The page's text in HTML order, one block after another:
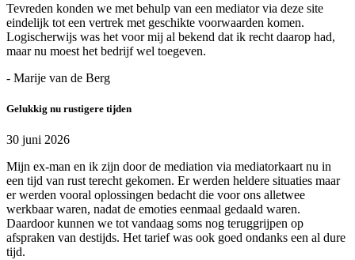
Tevreden konden we met behulp van een mediator via deze site
eindelijk tot een vertrek met geschikte voorwaarden komen.
Logischerwijs was het voor mij al bekend dat ik recht daarop had,
maar nu moest het bedrijf wel toegeven.
- Marije van de Berg
Gelukkig nu rustigere tijden
30 juni 2026
Mijn ex-man en ik zijn door de mediation via mediatorkaart nu in
een tijd van rust terecht gekomen. Er werden heldere situaties maar
er werden vooral oplossingen bedacht die voor ons alletwee
werkbaar waren, nadat de emoties eenmaal gedaald waren.
Daardoor kunnen we tot vandaag soms nog teruggrijpen op
afspraken van destijds. Het tarief was ook goed ondanks een al dure
tijd.